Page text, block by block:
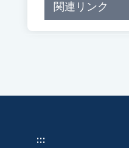
関連リンク
:::